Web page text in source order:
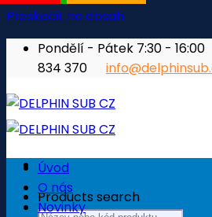
Přeskočit na obsah
Pondělí - Pátek 7:30 - 16:00
834 370
Products search
Úvod
O nás
Novinky